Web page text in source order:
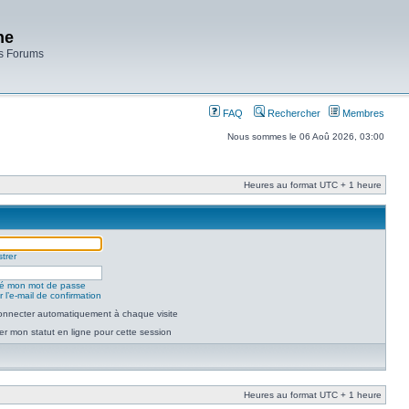
Forums
FAQ Rechercher Membres
Nous sommes le 06 Aoû 2026, 03:00
Heures au format UTC + 1 heure
mon mot de passe
l’e-mail de confirmation
automatiquement à chaque visite
mon statut en ligne pour cette session
Heures au format UTC + 1 heure